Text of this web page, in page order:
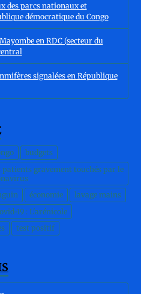
des parcs nationaux et
démocratique du Congo
en RDC (secteur du
signalées en République
budgets
gravement touchés par le
économie
lavage mains
19 : L'arénicole
test positif